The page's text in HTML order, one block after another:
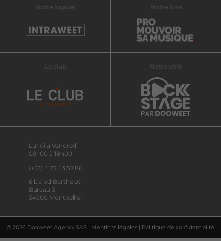
Notre logiciel Notre livre
Le club Notre série
Lundi à Vendredi
09h00 à 18h00
(+33) 4 72 53 57 86
6 bis bd Berthelot
Bureau 3
34000 Montpellier
© 2026 Dooweet Agency SAS | Mentions légales | Politique de confidentialité